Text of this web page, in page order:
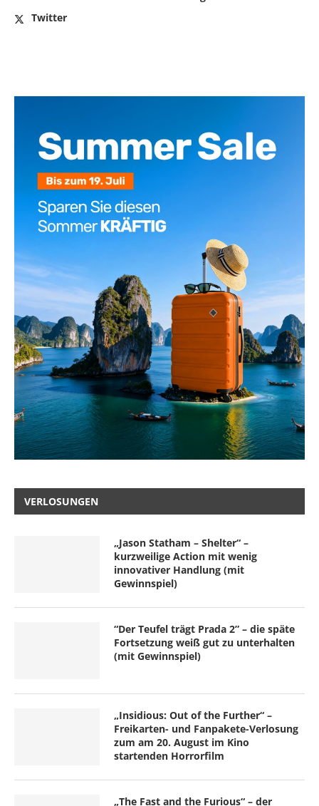
Twitter
VERLOSUNGEN
„Jason Statham – Shelter“ –
kurzweilige Action mit wenig
innovativer Handlung (mit
Gewinnspiel)
“Der Teufel trägt Prada 2” – die späte
Fortsetzung weiß gut zu unterhalten
(mit Gewinnspiel)
„Insidious: Out of the Further“ –
Freikarten- und Fanpakete-Verlosung
zum am 20. August im Kino
startenden Horrorfilm
„The Fast and the Furious“ – der